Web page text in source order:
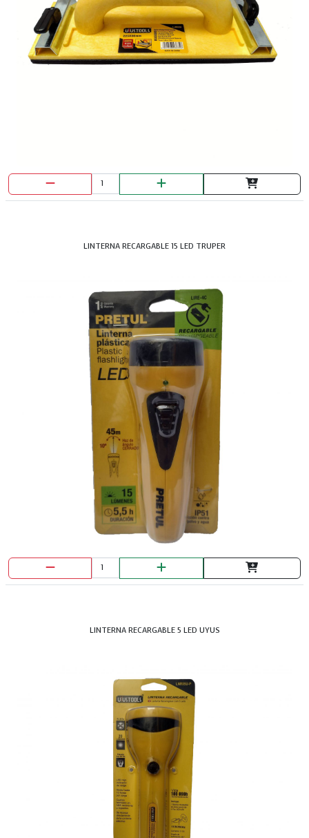
LINTERNA RECARGABLE 15 LED TRUPER
LINTERNA RECARGABLE 5 LED UYUS